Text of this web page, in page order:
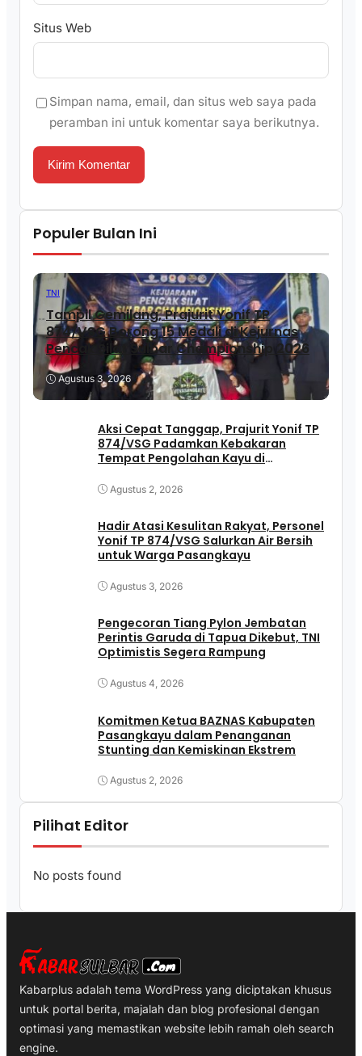
Situs Web
Simpan nama, email, dan situs web saya pada
peramban ini untuk komentar saya berikutnya.
Populer Bulan Ini
TNI
Tampil Gemilang, Prajurit Yonif TP
874/VSG Borong 15 Medali di Kejurnas
Pencak Silat Sulbar Championship 2026
Agustus 3, 2026
Aksi Cepat Tanggap, Prajurit Yonif TP
874/VSG Padamkan Kebakaran
Tempat Pengolahan Kayu di
Agustus 2, 2026
Hadir Atasi Kesulitan Rakyat, Personel
Yonif TP 874/VSG Salurkan Air Bersih
untuk Warga Pasangkayu
Agustus 3, 2026
Pengecoran Tiang Pylon Jembatan
Perintis Garuda di Tapua Dikebut, TNI
Optimistis Segera Rampung
Agustus 4, 2026
Komitmen Ketua BAZNAS Kabupaten
Pasangkayu dalam Penanganan
Stunting dan Kemiskinan Ekstrem
Agustus 2, 2026
Pilihat Editor
No posts found
Kabarplus adalah tema WordPress yang diciptakan khusus
untuk portal berita, majalah dan blog profesional dengan
optimasi yang memastikan website lebih ramah oleh search
engine.